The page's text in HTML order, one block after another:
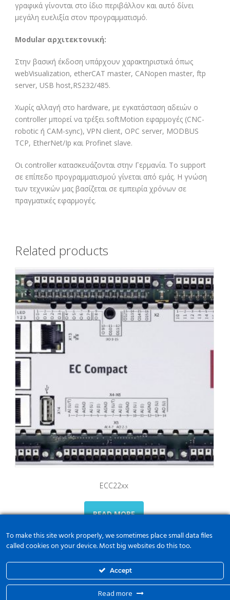
γραφικά γίνονται στο ίδιο περιβάλλον και αυτό δίνει
μεγάλη ευελιξία στον προγραμματισμό.
Modular αρχιτεκτονική:
Στην βασική έκδοση υπάρχουν χαρακτηριστικά όπως
webVisualization, etherCAT master, CANopen master, ftp
server, USB host,RS232/485.
Χωρίς αλλαγή στο hardware, με εγκατάσταση αδειών o
controller μπορεί να τρέξει softMotion εφαρμογές (CNC-
robotic ή CAM-sync), VPN client, OPC server, MODBUS
TCP, EtherNet/Ip και Profinet slave.
Οι controller κατασκευάζονται στην Γερμανία. To support
σε επίπεδο προγραμματισμού γίνεται από εμάς. Η γνώση
των τεχνικών μας βασίζεται σε εμπειρία χρόνων σε
πραγματικές εφαρμογές.
Related products
ECC22xx
READ MORE
To make this site work properly, we sometimes place small data files
called cookies on your device. Most big websites do this too.
Accept
Read more